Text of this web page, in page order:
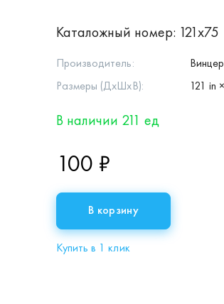
Каталожный номер: 121х75
Производитель:
Винцер
Размеры (ДхШхВ):
121 in
В наличии 211 ед
100 ₽
В корзину
Купить в 1 клик